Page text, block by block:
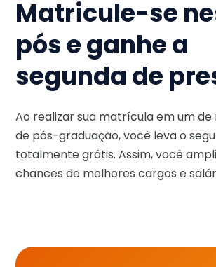
Matricule-se
pós e ganhe a
segunda de
Ao realizar sua matrícula em um de
de pós-graduação, você leva o
totalmente grátis. Assim, você
chances de melhores cargos e